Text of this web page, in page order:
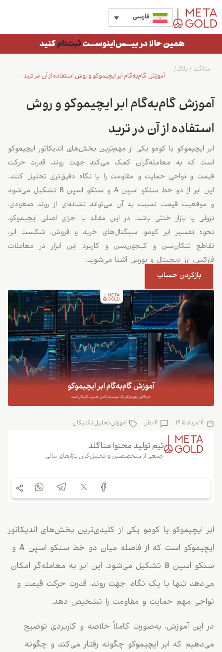
فارسی
آموزش گام‌به‌گام ابر ایچیموکو و روش استفاده از آن در ترید
متاگلد /بلاگ/
آموزش گام‌به‌گام ابر ایچیموکو و روش
استفاده از آن در ترید
ابر ایچیموکو یا کومو یکی از مهم‌ترین بخش‌های اندیکاتور ایچیموکو
است که به معامله‌گران کمک می‌کند جهت روند، قدرت حرکت
قیمت و نواحی حمایت و مقاومت را با نگاه دقیق‌تری تحلیل کنند.
این ابر از دو خط سنکو اسپن A و سنکو اسپن B تشکیل می‌شود
و موقعیت قیمت نسبت به آن می‌تواند نشانه‌ای از روند صعودی،
نزولی یا بازار خنثی باشد. در این مقاله با اجزای اصلی ایچیموکو،
نحوه تفسیر ابر کومو، سیگنال‌های خرید و فروش، شکست ابر،
تقاطع تنکان‌سن و کیجون‌سن و کاربرد این ابزار در معاملات
فارکس، ارز دیجیتال و بورس آشنا می‌شوید.
بازکردن حساب
14 مرداد 1405 4 نظر آموزش تحلیل تکنیکال
تیم تولید محتوا متاگلد
جمعی از متخصصین و تحلیل‌گران بازارهای مالی
ابر ایچیموکو یا کومو یکی از کلیدی‌ترین بخش‌های اندیکاتور
ایچیموکو است که از فاصله میان دو خط سنکو اسپن A و
سنکو اسپن B تشکیل می‌شود. این ابر به معامله‌گر امکان
می‌دهد تنها با یک نگاه، جهت روند، قدرت حرکت قیمت و
نواحی مهم حمایت و مقاومت را تشخیص دهد.
در این آموزش، به‌صورت کاملاً خلاصه و کاربردی توضیح
می‌دهیم که ابر ایچیموکو چگونه رفتار می‌کند و چگونه